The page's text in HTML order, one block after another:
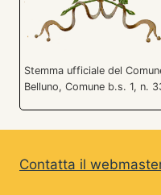
Stemma ufficiale del
Belluno, Comune b.s. 1, n.
Contatta il